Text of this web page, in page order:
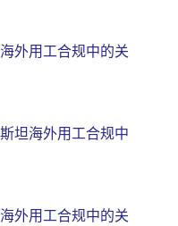
外用工合规中的关
坦海外用工合规中
外用工合规中的关